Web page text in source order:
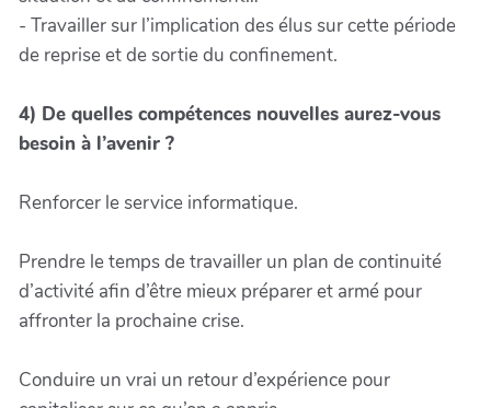
- Travailler sur l’implication des élus sur cette période
de reprise et de sortie du confinement.
4) De quelles compétences nouvelles aurez-vous
besoin à l’avenir ?
Renforcer le service informatique.
Prendre le temps de travailler un plan de continuité
d’activité afin d’être mieux préparer et armé pour
affronter la prochaine crise.
Conduire un vrai un retour d’expérience pour